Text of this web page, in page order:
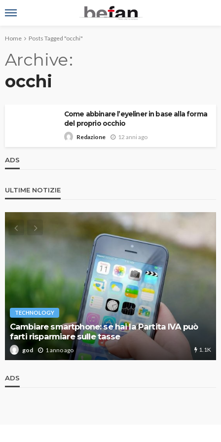
Home Posts Tagged "occhi"
Archive
occhi
Come abbinare l’eyeliner in base alla forma
del proprio occhio
Redazione 12 anni ago
ADS
ULTIME NOTIZIE
TECHNOLOGY
Cambiare smartphone: se hai la Partita IVA può
farti risparmiare sulle tasse
god 1 anno ago 1.1K
ADS